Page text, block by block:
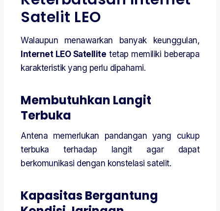
Satelit LEO
Walaupun menawarkan banyak keunggulan,
Internet LEO Satellite tetap memiliki beberapa
karakteristik yang perlu dipahami.
Membutuhkan Langit
Terbuka
Antena memerlukan pandangan yang cukup
terbuka terhadap langit agar dapat
berkomunikasi dengan konstelasi satelit.
Kapasitas Bergantung